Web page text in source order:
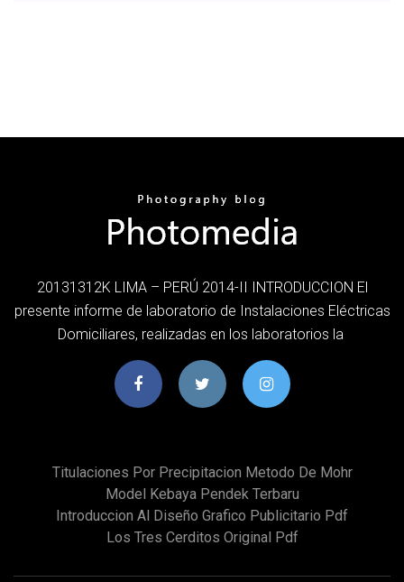
20131312K LIMA – PERÚ 2014-II INTRODUCCION El
presente informe de laboratorio de Instalaciones Eléctricas
Domiciliares, realizadas en los laboratorios la
Titulaciones Por Precipitacion Metodo De Mohr
Model Kebaya Pendek Terbaru
Introduccion Al Diseño Grafico Publicitario Pdf
Los Tres Cerditos Original Pdf